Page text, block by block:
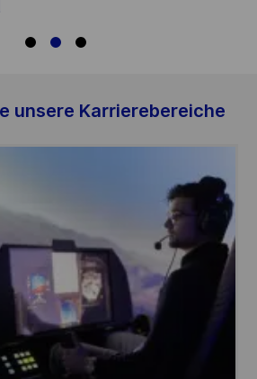
unsere Karrierebereiche